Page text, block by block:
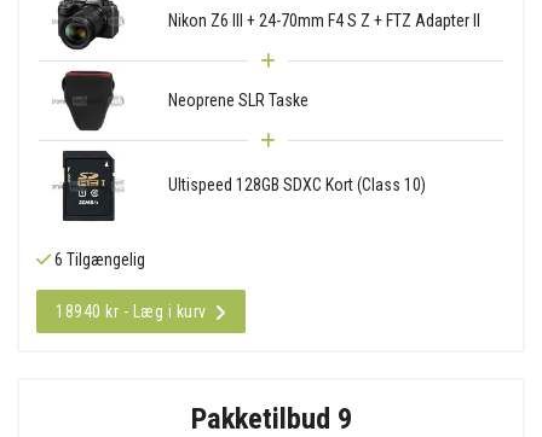
Nikon Z6 III + 24-70mm F4 S Z + FTZ Adapter II
Neoprene SLR Taske
Ultispeed 128GB SDXC Kort (Class 10)
6 Tilgængelig
18940 kr - Læg i kurv
Pakketilbud 9